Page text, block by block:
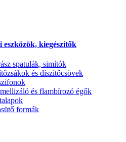
eszközök, kiegészítők
spatulák, simítók
és díszítőcsövek
és flambírozó égők
formák